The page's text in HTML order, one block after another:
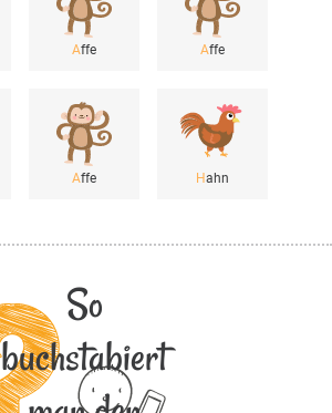
Affe Affe
Affe Hahn
So
buchstabiert